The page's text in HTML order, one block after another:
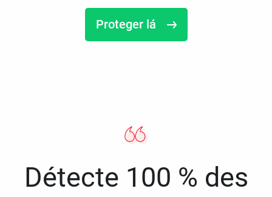
Proteger lá
Détecte 100 % des